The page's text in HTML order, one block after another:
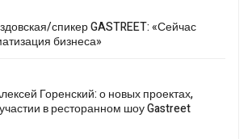
спикер GASTREET: «Сейчас
бизнеса»
Горенский: о новых проектах,
в ресторанном шоу Gastreet